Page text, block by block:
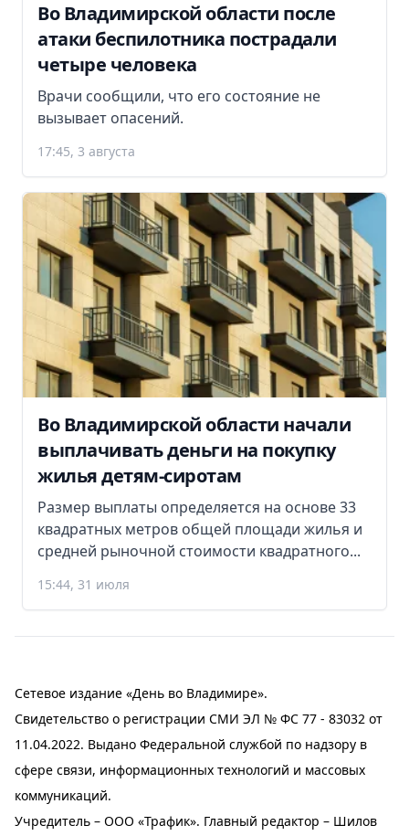
Во Владимирской области после
атаки беспилотника пострадали
четыре человека
Врачи сообщили, что его состояние не
вызывает опасений.
17:45, 3 августа
Во Владимирской области начали
выплачивать деньги на покупку
жилья детям-сиротам
Размер выплаты определяется на основе 33
квадратных метров общей площади жилья и
средней рыночной стоимости квадратного...
15:44, 31 июля
Сетевое издание «День во Владимире».
Свидетельство о регистрации СМИ ЭЛ № ФС 77 - 83032 от
11.04.2022. Выдано Федеральной службой по надзору в
сфере связи, информационных технологий и массовых
коммуникаций.
Учредитель – ООО «Трафик». Главный редактор – Шилов